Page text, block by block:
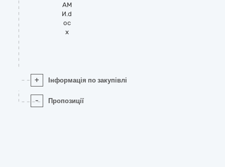
АМ
И.d
oc
x
+ Інформація по закупівлі
- Пропозиції